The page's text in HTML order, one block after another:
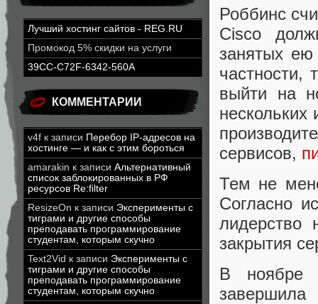
Лучший хостинг сайтов - REG.RU
Промокод 5% скидки на услуги
39CC-C72F-6342-560A
КОММЕНТАРИИ
v4f к записи Перебор IP-адресов на
хостинге — и как с этим бороться
amarakin к записи Альтернативный
список заблокированных в РФ
ресурсов Re:filter
ResizeOn к записи Эксперименты с
тиграми и другие способы
преподавать программирование
студентам, которым скучно
Text2Vid к записи Эксперименты с
тиграми и другие способы
преподавать программирование
студентам, которым скучно
Роббинс
Cisco
занятых
частности,
выйти на
сервисов,
Тем не
Согласно
лидерство
закрытия
В ноябре